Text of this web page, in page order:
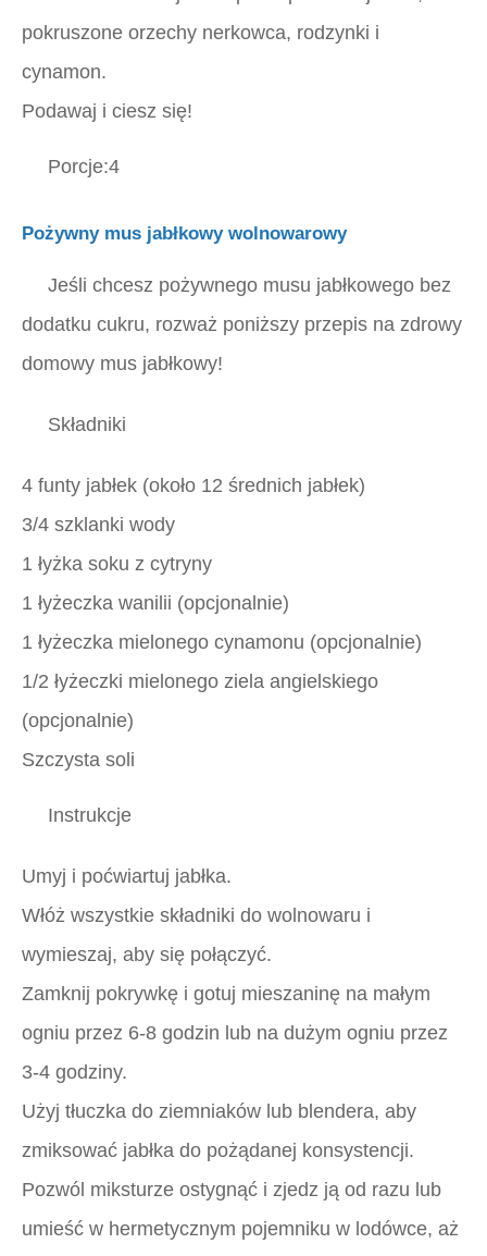
pokruszone orzechy nerkowca, rodzynki i
cynamon.
Podawaj i ciesz się!
Porcje:4
Pożywny mus jabłkowy wolnowarowy
Jeśli chcesz pożywnego musu jabłkowego bez
dodatku cukru, rozważ poniższy przepis na zdrowy
domowy mus jabłkowy!
Składniki
4 funty jabłek (około 12 średnich jabłek)
3/4 szklanki wody
1 łyżka soku z cytryny
1 łyżeczka wanilii (opcjonalnie)
1 łyżeczka mielonego cynamonu (opcjonalnie)
1/2 łyżeczki mielonego ziela angielskiego
(opcjonalnie)
Szczysta soli
Instrukcje
Umyj i poćwiartuj jabłka.
Włóż wszystkie składniki do wolnowaru i
wymieszaj, aby się połączyć.
Zamknij pokrywkę i gotuj mieszaninę na małym
ogniu przez 6-8 godzin lub na dużym ogniu przez
3-4 godziny.
Użyj tłuczka do ziemniaków lub blendera, aby
zmiksować jabłka do pożądanej konsystencji.
Pozwól miksturze ostygnąć i zjedz ją od razu lub
umieść w hermetycznym pojemniku w lodówce, aż